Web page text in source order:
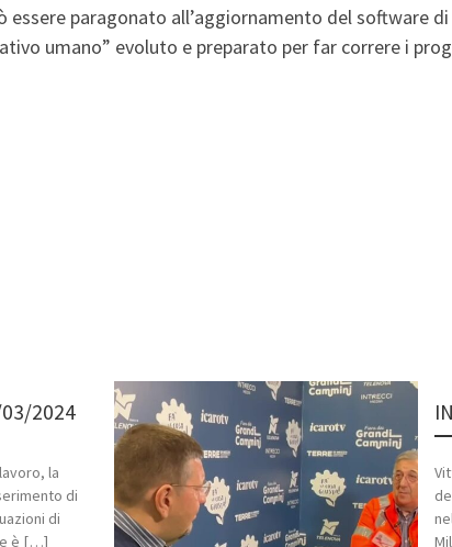
paragonato all’aggiornamento del software
umano” evoluto e preparato per far correre i
2024
la
di
di
è […]